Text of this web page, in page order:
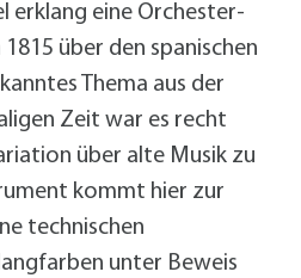
erklang eine Orchester-
über den spanischen
Thema aus der
Zeit war es recht
über alte Musik zu
kommt hier zur
technischen
unter Beweis